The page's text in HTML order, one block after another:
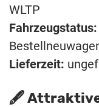
WLTP
Fahrzeugstatus:
Lieferzeit:
🖋️